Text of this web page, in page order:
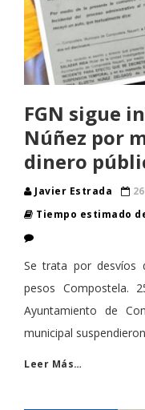
FGN sigue
Núñez por
dinero
Javier Estrada
Tiempo estimado
Se trata por desvíos
pesos Compostela.
Ayuntamiento de
municipal
Leer Más…